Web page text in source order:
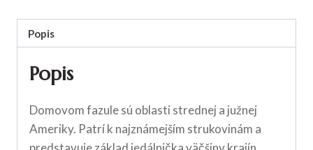
Popis
Popis
Domovom fazule sú oblasti strednej a južnej
Ameriky. Patrí k najznámejším strukovinám a